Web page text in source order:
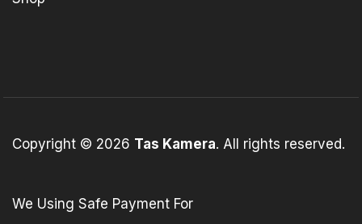
Copyright © 2026 Tas Kamera. All rights reserved.
We Using Safe Payment For